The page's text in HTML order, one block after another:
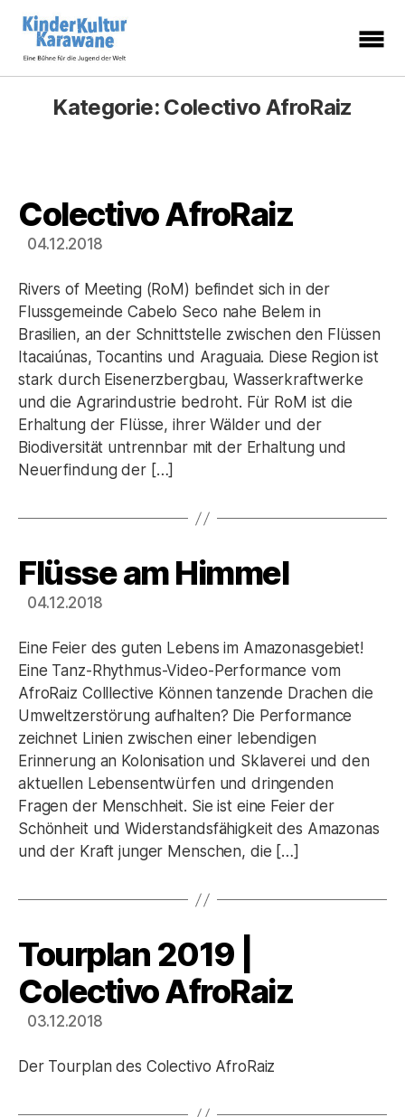
-
Kategorie: Colectivo AfroRaiz
Kategorien
Colectivo AfroRaiz
04.12.2018
Rivers of Meeting (RoM) befindet sich in der
Flussgemeinde Cabelo Seco nahe Belem in
Brasilien, an der Schnittstelle zwischen den Flüssen
Itacaiúnas, Tocantins und Araguaia. Diese Region ist
stark durch Eisenerzbergbau, Wasserkraftwerke
und die Agrarindustrie bedroht. Für RoM ist die
Erhaltung der Flüsse, ihrer Wälder und der
Biodiversität untrennbar mit der Erhaltung und
Neuerfindung der […]
Kategorien
Flüsse am Himmel
04.12.2018
Eine Feier des guten Lebens im Amazonasgebiet!
Eine Tanz-Rhythmus-Video-Performance vom
AfroRaiz Colllective Können tanzende Drachen die
Umweltzerstörung aufhalten? Die Performance
zeichnet Linien zwischen einer lebendigen
Erinnerung an Kolonisation und Sklaverei und den
aktuellen Lebensentwürfen und dringenden
Fragen der Menschheit. Sie ist eine Feier der
Schönheit und Widerstandsfähigkeit des Amazonas
und der Kraft junger Menschen, die […]
Kategorien
Tourplan 2019 |
Colectivo AfroRaiz
03.12.2018
Der Tourplan des Colectivo AfroRaiz